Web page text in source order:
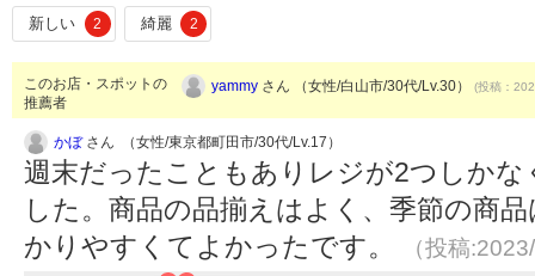
新しい 2 綺麗 2
このお店・スポットの
推薦者
yammy さん （女性/白山市/30代/Lv.30） (投稿：
かぼさん （女性/東京都町田市/30代/Lv.17）
週末だったこともありレジが2つしか
した。商品の品揃えはよく、季節の商
かりやすくてよかったです。
（投稿